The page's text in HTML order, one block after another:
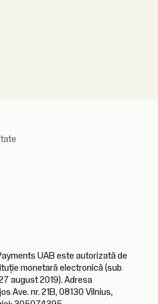
UAB este autorizată de
monetară electronică (sub
august 2019). Adresa
Ave. nr. 21B, 08130 Vilnius,